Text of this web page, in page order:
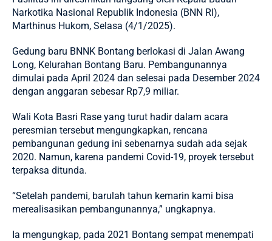
Narkotika Nasional Republik Indonesia (BNN RI),
Marthinus Hukom, Selasa (4/1/2025).
Gedung baru BNNK Bontang berlokasi di Jalan Awang
Long, Kelurahan Bontang Baru. Pembangunannya
dimulai pada April 2024 dan selesai pada Desember 2024
dengan anggaran sebesar Rp7,9 miliar.
Wali Kota Basri Rase yang turut hadir dalam acara
peresmian tersebut mengungkapkan, rencana
pembangunan gedung ini sebenarnya sudah ada sejak
2020. Namun, karena pandemi Covid-19, proyek tersebut
terpaksa ditunda.
“Setelah pandemi, barulah tahun kemarin kami bisa
merealisasikan pembangunannya,” ungkapnya.
Ia mengungkap, pada 2021 Bontang sempat menempati